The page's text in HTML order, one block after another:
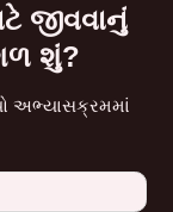
જીવવાનું
શું?
અભ્યાસક્રમમાં